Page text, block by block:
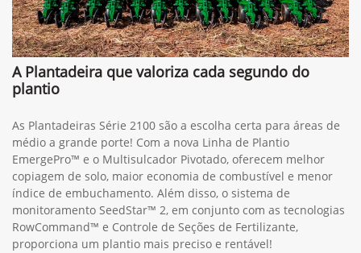
A Plantadeira que valoriza cada segundo do
plantio
As Plantadeiras Série 2100 são a escolha certa para áreas de
médio a grande porte! Com a nova Linha de Plantio
EmergePro™ e o Multisulcador Pivotado, oferecem melhor
copiagem de solo, maior economia de combustível e menor
índice de embuchamento. Além disso, o sistema de
monitoramento SeedStar™ 2, em conjunto com as tecnologias
RowCommand™ e Controle de Seções de Fertilizante,
proporciona um plantio mais preciso e rentável!